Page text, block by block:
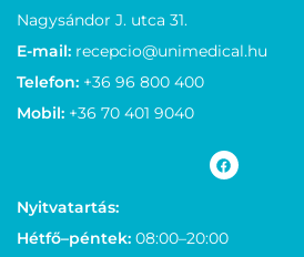
Nagysándor J. utca 31.
E-mail: recepcio@unimedical.hu
Telefon: +36 96 800 400
Mobil: +36 70 401 9040
Nyitvatartás:
Hétfő–péntek: 08:00–20:00